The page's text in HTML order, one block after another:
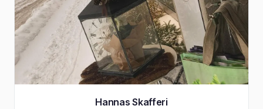
Hannas Skafferi